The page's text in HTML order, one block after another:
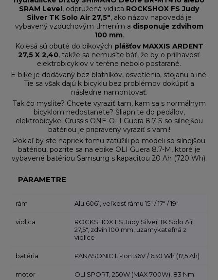
SRAM Level , odpružená vidlica ROCKSHOX FS Judy
Silver TK Solo Air 27,5", ako názov napovedá je
vybavený vzduchovým tlmením a disponuje zdvihom
100 mm.
Kolesá sú obuté do bikových plášťov MAXXIS ARDENT
27,5 X 2,40, takže sa nemusíte báť, že by o priľnavosť
elektrobicyklov v teréne nebolo postarané.
E-bike je dodávaný bez blatníkov, osvetlenia, stojanu a iné.
Tie sa však dajú k bicyklu bez problémov dokúpiť a
následne namontovať.
Tak čo myslíte? Chcete vyraziť tam, kam sa s normálnym
bicyklom nedostanete? Šliapnite do pedálov,
elektrobicykel Crussis ONE-OLI Guera 8.7-S so silnejšou
batériou je pripravený vyraziť s vami!
Pokiaľ by ste napriek tomu zatúžili po modeli so silnejšou
batériou, pozrite sa na ebike OLI Guera 8.7-M, ktoré je
vybavené batériou Samsung s kapacitou 20 Ah (720 Wh).
PARAMETRE
rám Alu 6061, veľkosť rámu 15" / 17" / 19"
vidlica
ROCKSHOX FS Judy Silver TK Solo Air
27,5", zdvih 100 mm, uzamykateľná z
vidlice
batéria PANASONIC Li-Ion 36V / 630 Wh (17,5 Ah)
motor OLI SPORT, 250W (MAX 700W), 83 Nm